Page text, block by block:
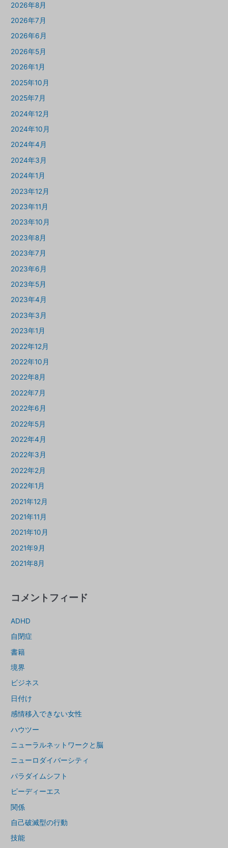
2026年8月
2026年7月
2026年6月
2026年5月
2026年1月
2025年10月
2025年7月
2024年12月
2024年10月
2024年4月
2024年3月
2024年1月
2023年12月
2023年11月
2023年10月
2023年8月
2023年7月
2023年6月
2023年5月
2023年4月
2023年3月
2023年1月
2022年12月
2022年10月
2022年8月
2022年7月
2022年6月
2022年5月
2022年4月
2022年3月
2022年2月
2022年1月
2021年12月
2021年11月
2021年10月
2021年9月
2021年8月
コメントフィード
ADHD
自閉症
書籍
境界
ビジネス
日付け
感情移入できない女性
ハウツー
ニューラルネットワークと脳
ニューロダイバーシティ
パラダイムシフト
ピーディーエス
関係
自己破滅型の行動
技能